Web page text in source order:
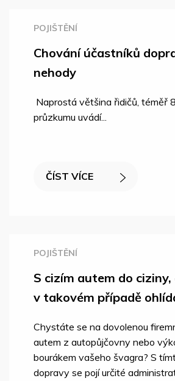
POJIŠTĚNÍ
Chování účastníků
nehody
Naprostá většina řidičů, téměř
průzkumu uvádí...
ČÍST VÍCE
POJIŠTĚNÍ
S cizím autem do ciziny,
v takovém případě
Chystáte se na dovolenou
autem z autopůjčovny nebo
bourákem vašeho švagra? S
dopravy se pojí určité